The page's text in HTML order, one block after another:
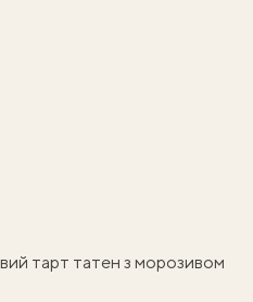
тарт татен з морозивом